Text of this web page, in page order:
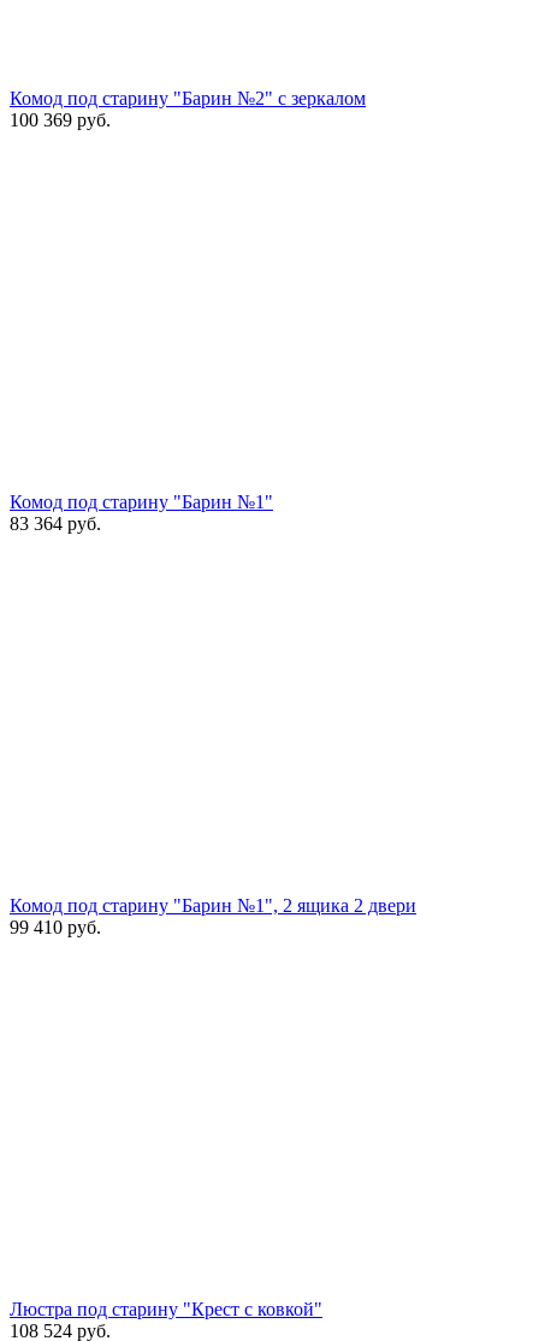
Комод под старину "Барин №2" с зеркалом
100 369 руб.
Комод под старину "Барин №1"
83 364 руб.
Комод под старину "Барин №1", 2 ящика 2 двери
99 410 руб.
Люстра под старину "Крест с ковкой"
108 524 руб.